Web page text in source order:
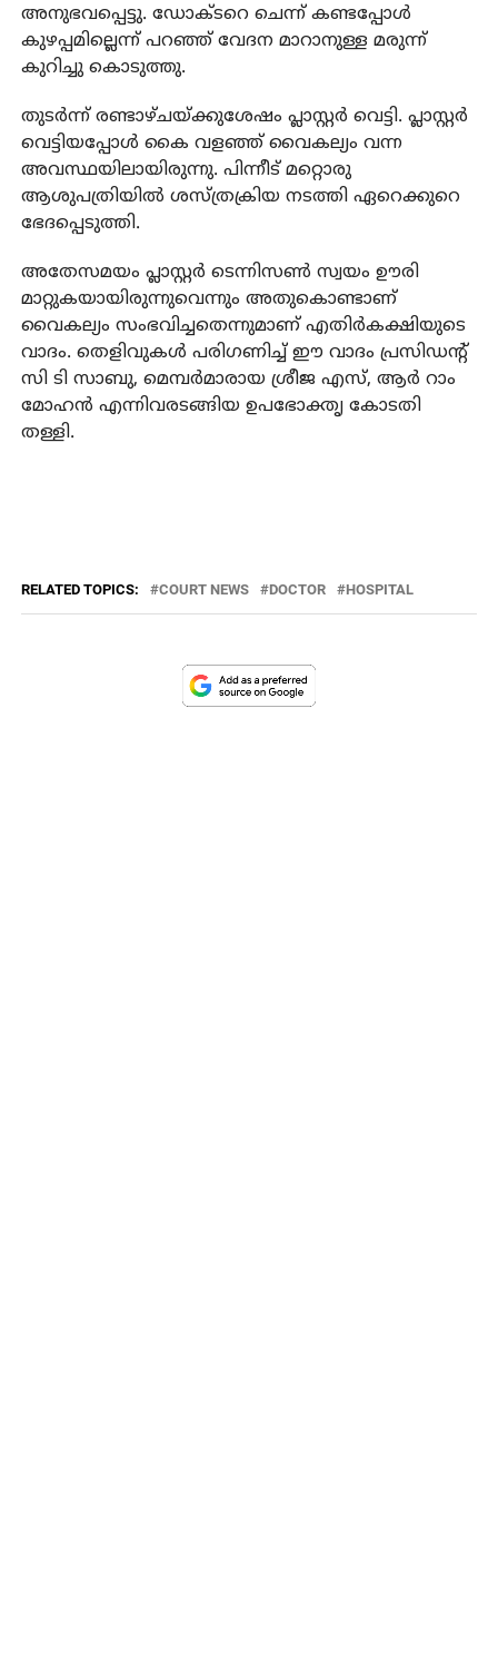
അനുഭവപ്പെട്ടു. ഡോക്ടറെ ചെന്ന് കണ്ടപ്പോള്‍
കുഴപ്പമില്ലെന്ന് പറഞ്ഞ് വേദന മാറാനുള്ള മരുന്ന്
കുറിച്ചു കൊടുത്തു.
തുടര്‍ന്ന് രണ്ടാഴ്ചയ്ക്കുശേഷം പ്ലാസ്റ്റര്‍ വെട്ടി. പ്ലാസ്റ്റര്‍
വെട്ടിയപ്പോള്‍ കൈ വളഞ്ഞ് വൈകല്യം വന്ന
അവസ്ഥയിലായിരുന്നു. പിന്നീട് മറ്റൊരു
ആശുപത്രിയില്‍ ശസ്ത്രക്രിയ നടത്തി ഏറെക്കുറെ
ഭേദപ്പെടുത്തി.
അതേസമയം പ്ലാസ്റ്റര്‍ ടെന്നിസണ്‍ സ്വയം ഊരി
മാറ്റുകയായിരുന്നുവെന്നും അതുകൊണ്ടാണ്
വൈകല്യം സംഭവിച്ചതെന്നുമാണ് എതിര്‍കക്ഷിയുടെ
വാദം. തെളിവുകള്‍ പരിഗണിച്ച് ഈ വാദം പ്രസിഡന്റ്
സി ടി സാബു, മെമ്പര്‍മാരായ ശ്രീജ എസ്, ആര്‍ റാം
മോഹന്‍ എന്നിവരടങ്ങിയ ഉപഭോക്തൃ കോടതി
തള്ളി.
RELATED TOPICS: COURT NEWS DOCTOR HOSPITAL